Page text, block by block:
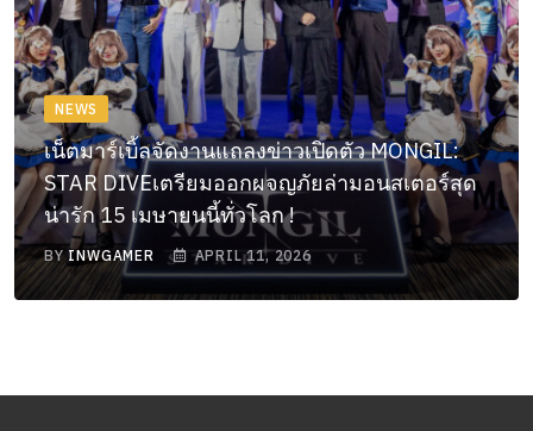
NEWS
เน็ตมาร์เบิ้ลจัดงานแถลงข่าวเปิดตัว MONGIL:
STAR DIVEเตรียมออกผจญภัยล่ามอนสเตอร์สุด
น่ารัก 15 เมษายนนี้ทั่วโลก !
BY INWGAMER APRIL 11, 2026